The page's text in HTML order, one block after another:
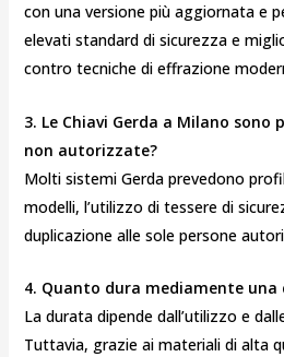
con una versione più aggiornata e
elevati standard di sicurezza e
contro tecniche di effrazione
3. Le Chiavi Gerda a Milano
non autorizzate?
Molti sistemi Gerda prevedono
modelli, l’utilizzo di tessere di
duplicazione alle sole persone
4. Quanto dura mediamente una
La durata dipende dall’utilizzo e
Tuttavia, grazie ai materiali di alta